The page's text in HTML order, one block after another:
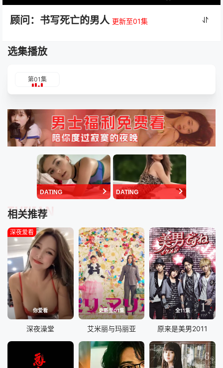
顾问：书写死亡的男人 更新至01集
选集播放
第01集
DATING DATING
相关推荐
TUIJIAN
你爱看
深夜爱看
深夜澡堂
更新至01集
艾米丽与玛丽亚
全11集
原来是美男2011